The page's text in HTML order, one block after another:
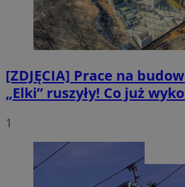
[ZDJĘCIA] Prace na
„Elki” ruszyły! Co już
1